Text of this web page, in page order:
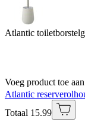
Atlantic
Voeg product toe
Atlantic
Totaal 15.99